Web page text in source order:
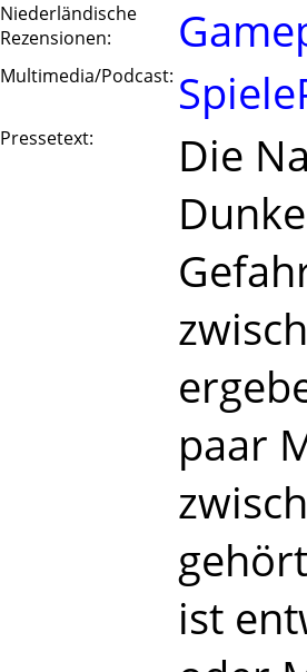
Niederländische
Rezensionen:
Multimedia/Podcast:
Pressetext:
Die
paar
ist